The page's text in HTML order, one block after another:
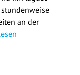
an der